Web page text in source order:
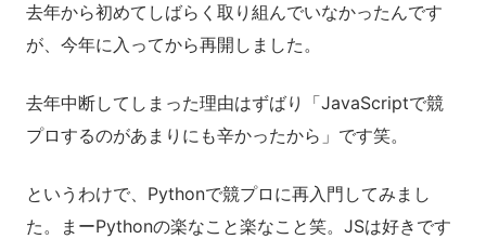
去年から初めてしばらく取り組んでいなかったんです
が、今年に入ってから再開しました。
去年中断してしまった理由はずばり「JavaScriptで競
プロするのがあまりにも辛かったから」です笑。
というわけで、Pythonで競プロに再入門してみまし
た。まーPythonの楽なこと楽なこと笑。JSは好きです